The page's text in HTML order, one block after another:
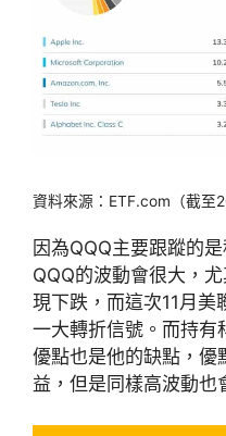
資料來源：ETF.com（截至
因為QQQ主要跟蹤的
QQQ的波動會很大，
現下跌，而這次11月美
一大轉折信號。而持有
優點也是他的缺點，優
益，但是同樣高波動也